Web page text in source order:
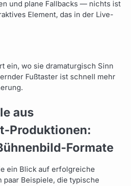
und plane Fallbacks — nichts ist
Element, das in der Live-
ein, wo sie dramaturgisch Sinn
Fußtaster ist schnell mehr
aus
Produktionen:
Formate
ein Blick auf erfolgreiche
paar Beispiele, die typische